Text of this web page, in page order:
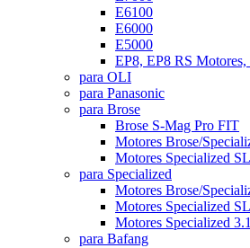
E6100
E6000
E5000
EP8, EP8 RS
para OLI
para Panasonic
para Brose
Brose S-Mag Pro FIT
Motores Brose/
Motores Specialized SL
para Specialized
Motores Brose/
Motores Specialized SL
Motores Specialized 3.1
para Bafang